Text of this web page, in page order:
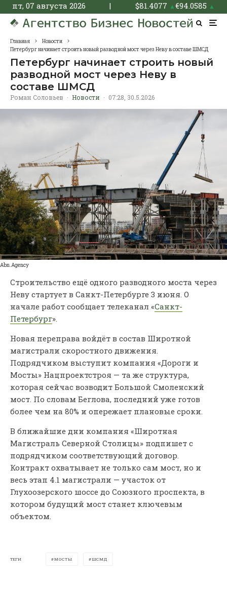
пт, 07 августа 2026 | $81.4077 ▲€94.0585 ▲
Главная
Новости
Петербург начинает строить новый разводной мост через Неву в составе ШМСД
Петербург начинает строить новый
разводной мост через Неву в
составе ШМСД
Роман Соловьев · Новости · 07:28, 30.5.2026
Abn.Agency
Строительство ещё одного разводного моста через
Неву стартует в Санкт-Петербурге 3 июня. О
начале работ сообщает телеканал «Санкт-
Петербург».
Новая переправа войдёт в состав Широтной
магистрали скоростного движения.
Подрядчиком выступит компания «Дороги и
Мосты» Нацпроектстроя — та же структура,
которая сейчас возводит Большой Смоленский
мост. По словам Беглова, последний уже готов
более чем на 80% и опережает плановые сроки.
В ближайшие дни компания «Широтная
Магистраль Северной Столицы» подпишет с
подрядчиком соответствующий договор.
Контракт охватывает не только сам мост, но и
весь этап 4.1 магистрали — участок от
Глухоозерского шоссе до Союзного проспекта, в
котором будущий мост станет ключевым
объектом.
ТЕГИ МОСТЫ ШСМД